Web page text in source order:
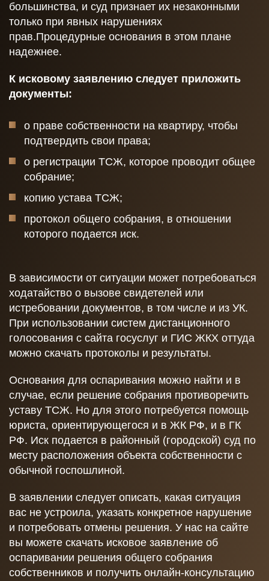
большинства, и суд признает их незаконными
только при явных нарушениях
прав.Процедурные основания в этом плане
надежнее.
К исковому заявлению следует приложить
документы:
о праве собственности на квартиру, чтобы
подтвердить свои права;
о регистрации ТСЖ, которое проводит общее
собрание;
копию устава ТСЖ;
протокол общего собрания, в отношении
которого подается иск.
В зависимости от ситуации может потребоваться
ходатайство о вызове свидетелей или
истребовании документов, в том числе и из УК.
При использовании систем дистанционного
голосования с сайта госуслуг и ГИС ЖКХ оттуда
можно скачать протоколы и результаты.
Основания для оспаривания можно найти и в
случае, если решение собрания противоречить
уставу ТСЖ. Но для этого потребуется помощь
юриста, ориентирующегося и в ЖК РФ, и в ГК
РФ. Иск подается в районный (городской) суд по
месту расположения объекта собственности с
обычной госпошлиной.
В заявлении следует описать, какая ситуация
вас не устроила, указать конкретное нарушение
и потребовать отмены решения. У нас на сайте
вы можете скачать исковое заявление об
оспаривании решения общего собрания
собственников и получить онлайн-консультацию